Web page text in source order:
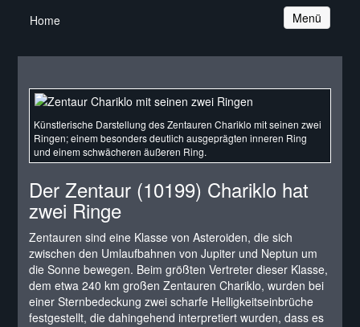
Navigation
Menü
Home
Künstlerische Darstellung des Zentauren Chariklo mit seinen zwei
Ringen; einem besonders deutlich ausgeprägten inneren Ring
und einem schwächeren äußeren Ring.
Der Zentaur (10199) Chariklo hat
zwei Ringe
Zentauren sind eine Klasse von Asteroiden, die sich
zwischen den Umlaufbahnen von Jupiter und Neptun um
die Sonne bewegen. Beim größten Vertreter dieser Klasse,
dem etwa 240 km großen Zentauren Chariklo, wurden bei
einer Sternbedeckung zwei scharfe Helligkeitseinbrüche
festgestellt, die dahingehend interpretiert wurden, dass es